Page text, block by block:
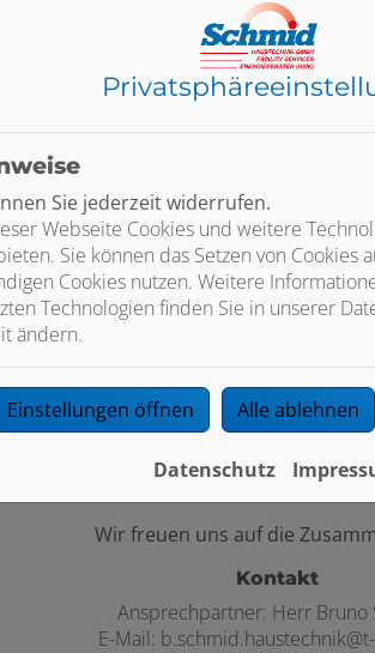
Interesse an einer neuen
GmbH aus Burgoberbach
vorstellen.
über unsere Kurzbewerbung ganz
Wir freuen uns auf die
Kontakt
Ansprechpartner: Herr Bruno
E-Mail:
Sie jederzeit widerrufen.
Webseite Cookies und weitere
Sie können das Setzen von
Cookies nutzen. Weitere
Technologien finden Sie in unserer
ändern.
Einstellungen öffnen Alle ablehnen
Datenschutz